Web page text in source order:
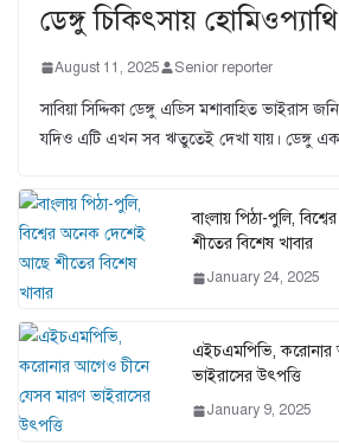
ডেঙ্গু চিকিৎসায় হোমিওপ্যাথি
August 11, 2025 Senior reporter
সাবিয়া সিদ্দিকা ডেঙ্গু এডিস মশাবাহিত ভাইরাস
যদিও এটি এখন সব ঋতুতেই দেখা যায়। ডেঙ্গু
বাংলায় পিঠা-পুলি,
শীতের বিশেষ খাবার
January 24, 2025
এইচএমপিভি, করোনার
ভাইরাসের উৎপত্তি
January 9, 2025